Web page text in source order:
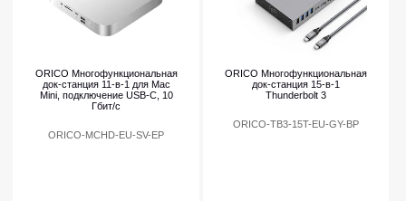
ORICO Многофункциональная
док-станция 11-в-1 для Mac
Mini, подключение USB-C, 10
Гбит/с
ORICO-MCHD-EU-SV-EP
ORICO Многофункциональная
док-станция 15-в-1
Thunderbolt 3
ORICO-TB3-15T-EU-GY-BP